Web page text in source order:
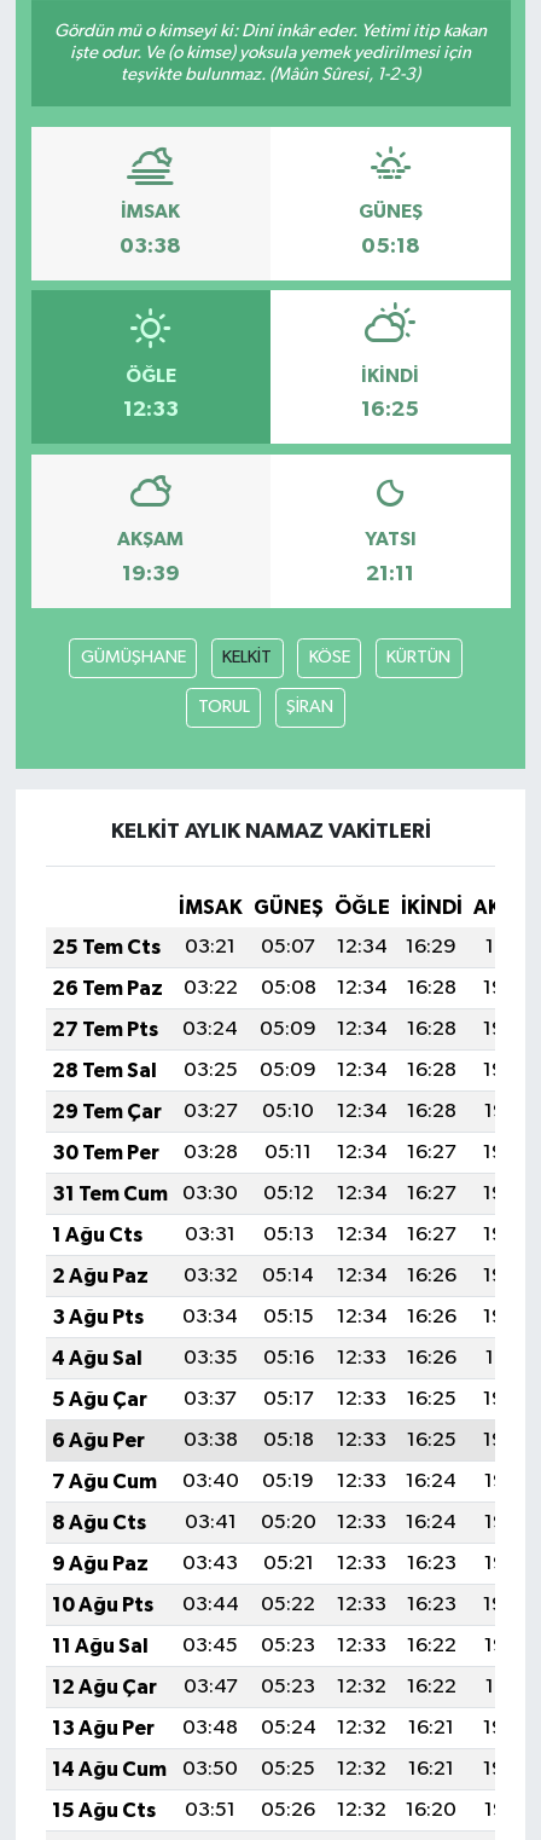
Gördün mü o kimseyi ki: Dini inkâr eder. Yetimi itip kakan
işte odur. Ve (o kimse) yoksula yemek yedirilmesi için
teşvikte bulunmaz. (Mâûn Sûresi, 1-2-3)
İMSAK
03:38
GÜNEŞ
05:18
ÖĞLE
12:33
İKINDI
16:25
AKŞAM
19:39
YATSI
21:11
GÜMÜŞHANE KELKİT KÖSE KÜRTÜN
TORUL ŞİRAN
KELKİT AYLIK NAMAZ VAKITLERI
İMSAK GÜNEŞ ÖĞLE İKINDI
25 Tem Cts
03:21 05:07 12:34 16:29
19:51
26 Tem Paz
03:22 05:08 12:34 16:28
19:50
27 Tem Pts
03:24 05:09 12:34 16:28
19:49
28 Tem Sal
03:25 05:09 12:34 16:28
19:48
29 Tem Çar
03:27 05:10 12:34 16:28
19:47
30 Tem Per
03:28 05:11 12:34 16:27
19:46
31 Tem Cum
03:30 05:12 12:34 16:27
19:45
1 Ağu Cts
03:31 05:13 12:34 16:27
19:44
2 Ağu Paz
03:32 05:14 12:34 16:26
19:43
3 Ağu Pts
03:34 05:15 12:34 16:26
19:42
4 Ağu Sal
03:35 05:16 12:33 16:26
19:41
5 Ağu Çar
03:37 05:17 12:33 16:25
19:40
6 Ağu Per
03:38 05:18 12:33 16:25
19:39
7 Ağu Cum
03:40 05:19 12:33 16:24
19:38
8 Ağu Cts
03:41 05:20 12:33 16:24
19:36
9 Ağu Paz
03:43 05:21 12:33 16:23
19:35
10 Ağu Pts
03:44 05:22 12:33 16:23
19:34
11 Ağu Sal
03:45 05:23 12:33 16:22
19:33
12 Ağu Çar
03:47 05:23 12:32 16:22
19:31
13 Ağu Per
03:48 05:24 12:32 16:21
19:30
14 Ağu Cum
03:50 05:25 12:32 16:21
19:29
15 Ağu Cts
03:51 05:26 12:32 16:20
19:27